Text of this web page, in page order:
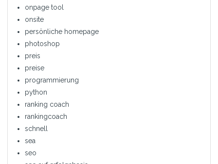
onpage tool
onsite
persönliche homepage
photoshop
preis
preise
programmierung
python
ranking coach
rankingcoach
schnell
sea
seo